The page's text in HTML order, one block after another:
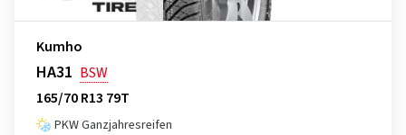
Kumho
HA31 BSW
165/70 R13 79T
PKW Ganzjahresreifen